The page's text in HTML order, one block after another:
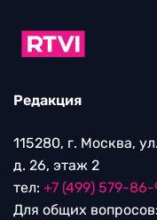
Редакция
115280, г. Москва,
д. 26, этаж 2
тел: +7 (499) 579-86-
Для общих вопросов: